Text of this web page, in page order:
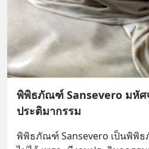
พิพิธภัณฑ์ Sansevero มหัศ
ประติมากรรม
พิพิธภัณฑ์ Sansevero เป็นพิพิ